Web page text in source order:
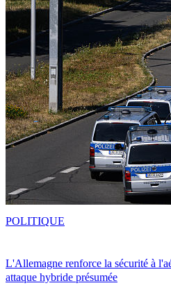
L'Allemagne renforce la sécurité à
attaque hybride présumée
POLITIQUE